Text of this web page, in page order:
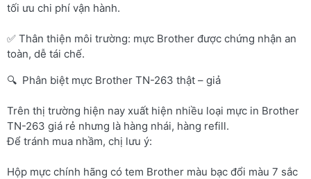
tối ưu chi phí vận hành.
✅ Thân thiện môi trường: mực Brother được chứng nhận an
toàn, dễ tái chế.
🔍 Phân biệt mực Brother TN-263 thật – giả
Trên thị trường hiện nay xuất hiện nhiều loại mực in Brother
TN-263 giá rẻ nhưng là hàng nhái, hàng refill.
Để tránh mua nhầm, chị lưu ý:
Hộp mực chính hãng có tem Brother màu bạc đổi màu 7 sắc